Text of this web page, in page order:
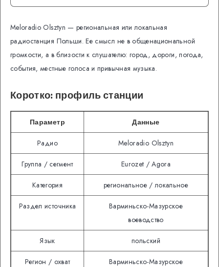
Meloradio Olsztyn — региональная или локальная
радиостанция Польши. Ее смысл не в общенациональной
громкости, а в близости к слушателю: город, дороги, погода,
события, местные голоса и привычная музыка.
Коротко: профиль станции
Параметр Данные
Радио Meloradio Olsztyn
Группа / сегмент Eurozet / Agora
Категория региональное / локальное
Раздел источника
Варминьско-Мазурское
воеводство
Язык польский
Регион / охват
Варминьско-Мазурское